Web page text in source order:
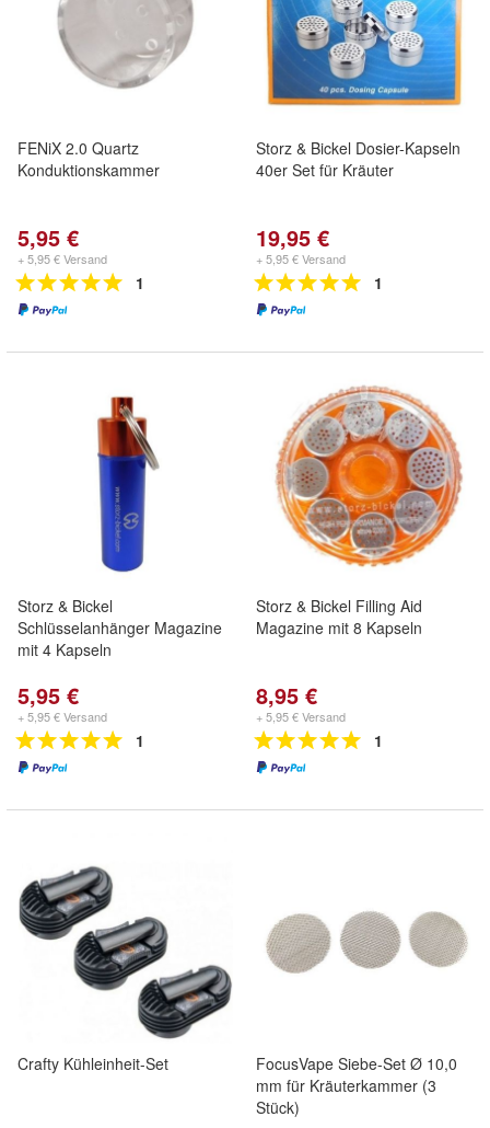
FENiX 2.0 Quartz
Konduktionskammer
5,95 €
+ 5,95 € Versand
1
Storz & Bickel Dosier-Kapseln
40er Set für Kräuter
19,95 €
+ 5,95 € Versand
1
Storz & Bickel
Schlüsselanhänger Magazine
mit 4 Kapseln
5,95 €
+ 5,95 € Versand
1
Storz & Bickel Filling Aid
Magazine mit 8 Kapseln
8,95 €
+ 5,95 € Versand
1
Crafty Kühleinheit-Set
FocusVape Siebe-Set Ø 10,0
mm für Kräuterkammer (3
Stück)